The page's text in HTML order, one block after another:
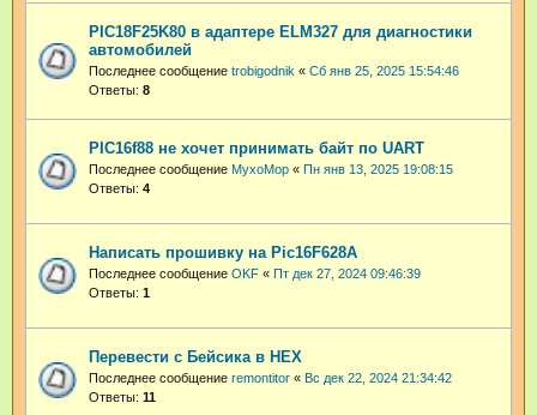
PIC18F25K80 в адаптере ELM327 для диагностики
автомобилей
Последнее сообщение trobigodnik « Сб янв 25, 2025 15:54:46
Ответы: 8
PIC16f88 не хочет принимать байт по UART
Последнее сообщение MyxoMop « Пн янв 13, 2025 19:08:15
Ответы: 4
Написать прошивку на Pic16F628A
Последнее сообщение OKF « Пт дек 27, 2024 09:46:39
Ответы: 1
Перевести с Бейсика в HEX
Последнее сообщение remontitor « Вс дек 22, 2024 21:34:42
Ответы: 11